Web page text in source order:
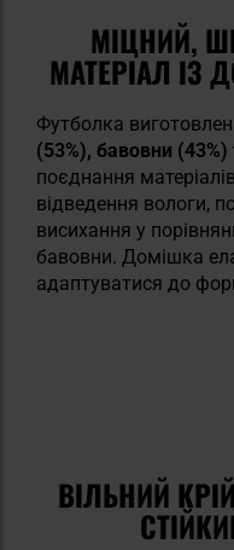
МІЦНИЙ,
МАТЕРІАЛ ІЗ
Футболка
(53%), бавовни (43%)
поєднання
відведення вологи,
висихання у
бавовни. Домішка
адаптуватися до
ВІЛЬНИЙ